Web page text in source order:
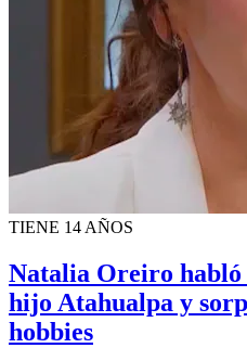
TIENE 14 AÑOS
Natalia Oreiro habló
hijo Atahualpa y
hobbies